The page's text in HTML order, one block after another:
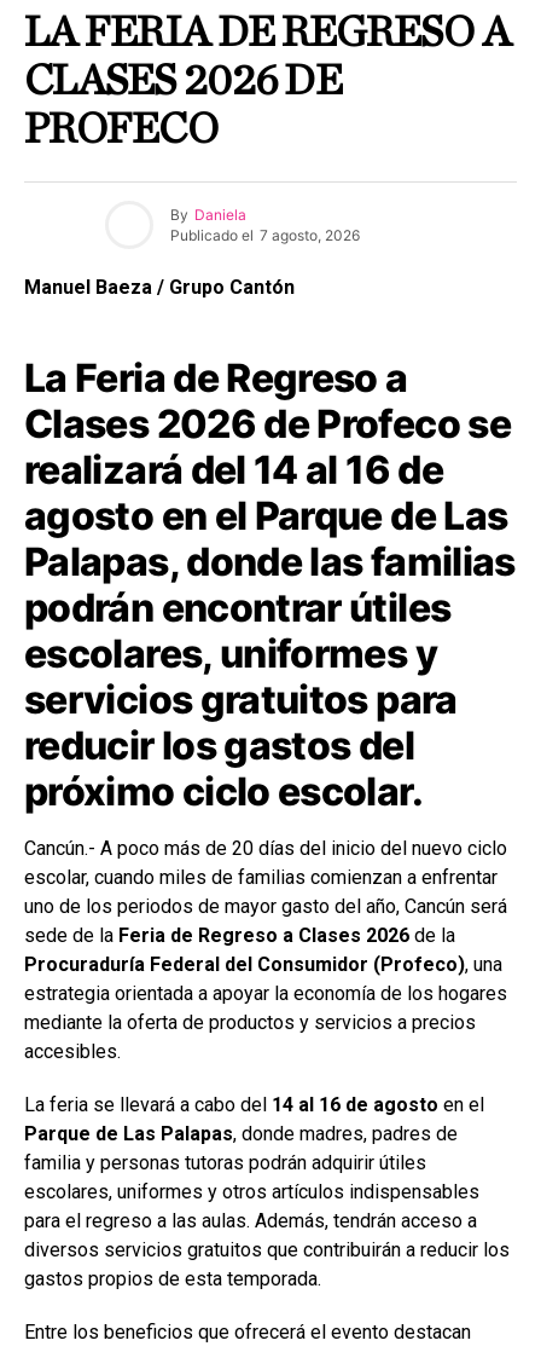
LA FERIA DE REGRESO A
CLASES 2026 DE
PROFECO
By Daniela
Publicado el 7 agosto, 2026
Manuel Baeza / Grupo Cantón
La Feria de Regreso a
Clases 2026 de Profeco se
realizará del 14 al 16 de
agosto en el Parque de Las
Palapas, donde las familias
podrán encontrar útiles
escolares, uniformes y
servicios gratuitos para
reducir los gastos del
próximo ciclo escolar.
Cancún.- A poco más de 20 días del inicio del nuevo ciclo
escolar, cuando miles de familias comienzan a enfrentar
uno de los periodos de mayor gasto del año, Cancún será
sede de la Feria de Regreso a Clases 2026 de la
Procuraduría Federal del Consumidor (Profeco), una
estrategia orientada a apoyar la economía de los hogares
mediante la oferta de productos y servicios a precios
accesibles.
La feria se llevará a cabo del 14 al 16 de agosto en el
Parque de Las Palapas, donde madres, padres de
familia y personas tutoras podrán adquirir útiles
escolares, uniformes y otros artículos indispensables
para el regreso a las aulas. Además, tendrán acceso a
diversos servicios gratuitos que contribuirán a reducir los
gastos propios de esta temporada.
Entre los beneficios que ofrecerá el evento destacan